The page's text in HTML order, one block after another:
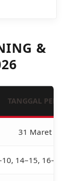
&
TANGGAL
31 Maret – 01
14–15, 16–17,